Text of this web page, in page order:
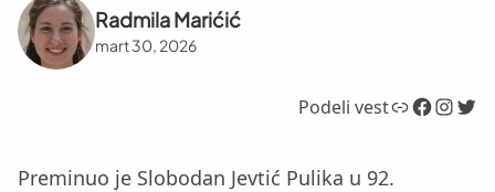
Radmila Marićić
mart 30, 2026
Podeli vestLink Facebook InstagramTwitter
Preminuo je Slobodan Jevtić Pulika u 92.